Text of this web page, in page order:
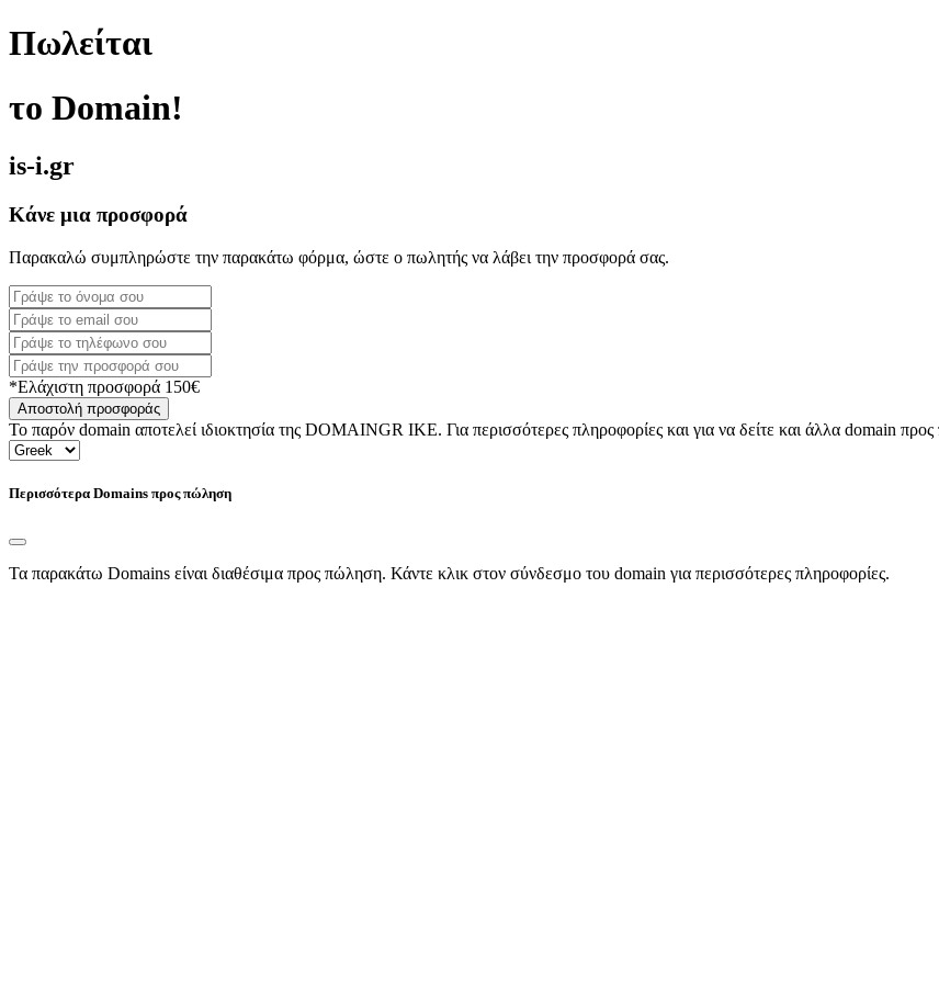
Πωλείται
το Domain!
is-i.gr
Κάνε μια προσφορά
Παρακαλώ συμπληρώστε την παρακάτω φόρμα, ώστε ο πωλητής να λάβει την προσφορά σας.
*Ελάχιστη προσφορά 150€
Αποστολή προσφοράς
Το παρόν domain αποτελεί ιδιοκτησία της DOMAINGR ΙΚΕ. Για περισσότερες πληροφορίες και για να δείτε και άλλα domain
Περισσότερα Domains προς πώληση
Τα παρακάτω Domains είναι διαθέσιμα προς πώληση. Κάντε κλικ στον σύνδεσμο του domain για περισσότερες πληροφορίες.